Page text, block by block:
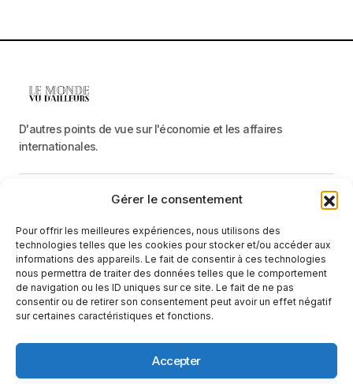
Gérer le consentement
Pour offrir les meilleures expériences, nous utilisons des
technologies telles que les cookies pour stocker et/ou accéder aux
informations des appareils. Le fait de consentir à ces technologies
nous permettra de traiter des données telles que le comportement
de navigation ou les ID uniques sur ce site. Le fait de ne pas
consentir ou de retirer son consentement peut avoir un effet négatif
sur certaines caractéristiques et fonctions.
Accepter
D'autres points de vue sur l'économie et les affaires
internationales.
Catégories
Recevez une information neutre et factuelle
E-mail
En cliquant sur le bouton « S'abonner », vous confirmez que vous
avez lu et que vous acceptez notrepolitique de confidentialité
conditions d'utilisation.